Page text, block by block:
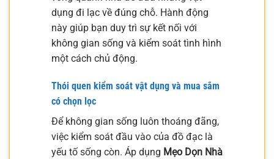
dụng đi lạc về đúng chỗ. Hành động
này giúp bạn duy trì sự kết nối với
không gian sống và kiểm soát tình hình
một cách chủ động.
Thói quen kiểm soát vật dụng và mua sắm
có chọn lọc
Để không gian sống luôn thoáng đãng,
việc kiểm soát đầu vào của đồ đạc là
yếu tố sống còn. Áp dụng Mẹo Dọn Nhà